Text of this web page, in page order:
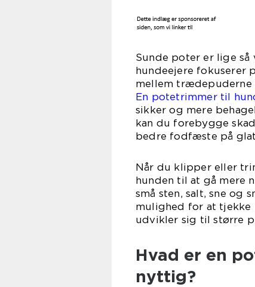
Sunde poter er lige
hundeejere fokuserer
mellem trædepuderne
En potetrimmer til
sikker og mere
kan du forebygge
bedre fodfæste på
Når du klipper eller
hunden til at gå mere
små sten, salt, sne og
mulighed for at tjekke
udvikler sig til større
Hvad er en
nyttig?